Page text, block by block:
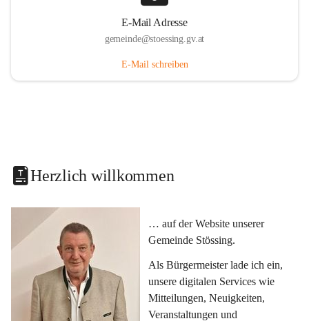
E-Mail Adresse
gemeinde@stoessing.gv.at
E-Mail schreiben
Herzlich willkommen
… auf der Website unserer
Gemeinde Stössing.
Als Bürgermeister lade ich ein,
unsere digitalen Services wie
Mitteilungen, Neuigkeiten,
Veranstaltungen und